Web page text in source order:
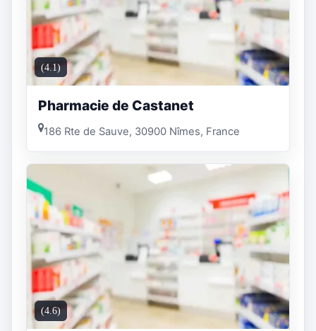
(4.1)
Pharmacie de Castanet
186 Rte de Sauve, 30900 Nîmes, France
(4.6)